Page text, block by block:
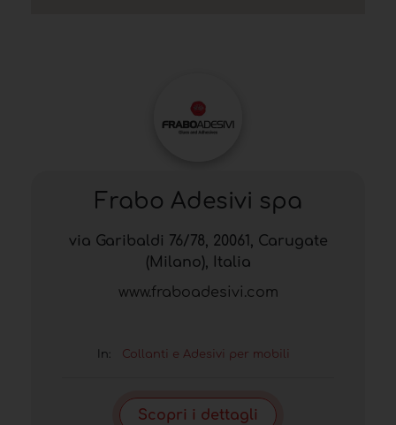
Frabo Adesivi spa
via Garibaldi 76/78, 20061, Carugate
(Milano), Italia
www.fraboadesivi.com
In: Collanti e Adesivi per mobili
Scopri i dettagli